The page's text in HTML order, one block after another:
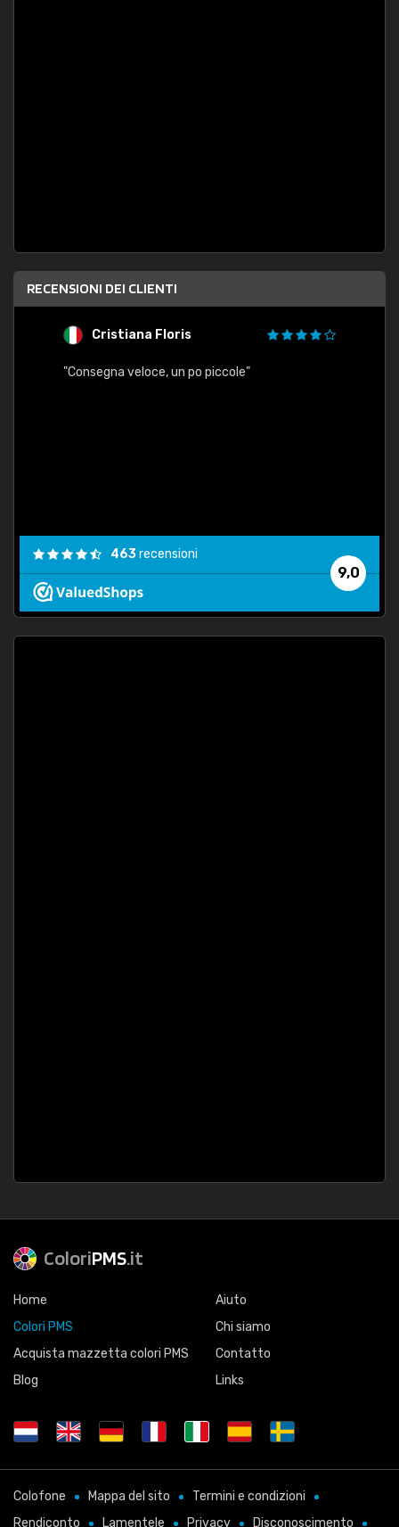
RECENSIONI DEI CLIENTI
Cristiana Floris
"Consegna veloce, un po piccole"
9,0
463recensioni
ColoriPMS.it
Home
Colori PMS
Acquista mazzetta colori PMS
Blog
Aiuto
Chi siamo
Contatto
Links
Colofone Mappa del sito
Termini e condizioni
Rendiconto
Lamentele Privacy Disconoscimento